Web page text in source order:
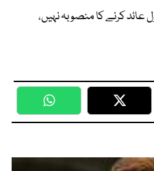
ٹول عائد کرنے کا منصوبہ نہیں،
WhatsApp